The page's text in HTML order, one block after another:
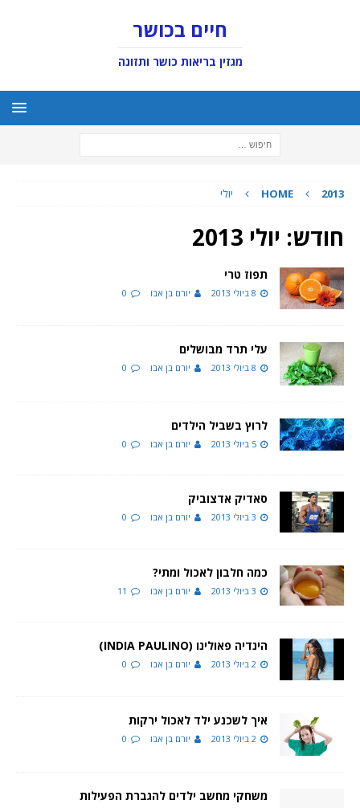
חיים בכושר
מגזין בריאות כושר ותזונה
HOME 2013 יולי
חודש: יולי 2013
תפוז טרי
8 ביולי 2013 יורם בן אבו 0
עלי תרד מבושלים
8 ביולי 2013 יורם בן אבו 0
לרוץ בשביל הילדים
5 ביולי 2013 יורם בן אבו 0
סאדיק אדצוביק
3 ביולי 2013 יורם בן אבו 0
כמה חלבון לאכול ומתי?
3 ביולי 2013 יורם בן אבו 11
הינדיה פאולינו (INDIA PAULINO)
2 ביולי 2013 יורם בן אבו 0
איך לשכנע ילד לאכול ירקות
2 ביולי 2013 יורם בן אבו 0
משחקי מחשב ילדים להגברת הפעילות